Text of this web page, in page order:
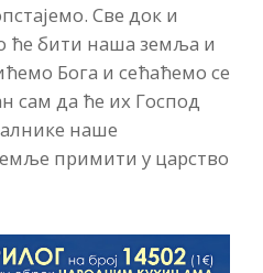
Све док и
ће бити наша земља и
Бога и сећаћемо се
сам да ће их Господ
наше
примити у царство